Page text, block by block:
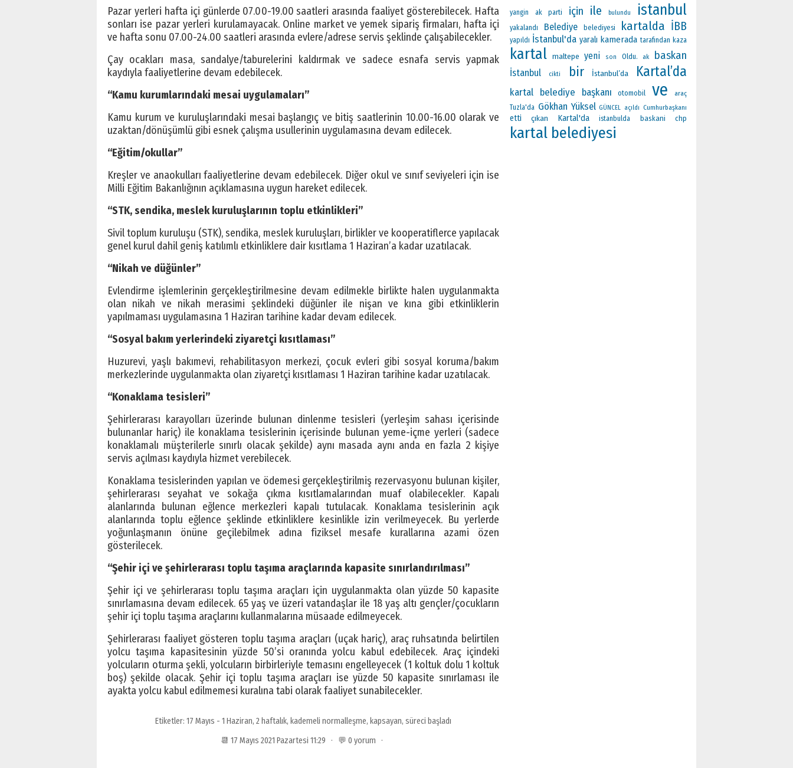
Pazar yerleri hafta içi günlerde 07.00-19.00 saatleri arasında faaliyet gösterebilecek. Hafta
sonları ise pazar yerleri kurulamayacak. Online market ve yemek sipariş firmaları, hafta içi
ve hafta sonu 07.00-24.00 saatleri arasında evlere/adrese servis şeklinde çalışabilecekler.
Çay ocakları masa, sandalye/taburelerini kaldırmak ve sadece esnafa servis yapmak
kaydıyla faaliyetlerine devam edebilecek.
“Kamu kurumlarındaki mesai uygulamaları”
Kamu kurum ve kuruluşlarındaki mesai başlangıç ve bitiş saatlerinin 10.00-16.00 olarak ve
uzaktan/dönüşümlü gibi esnek çalışma usullerinin uygulamasına devam edilecek.
“Eğitim/okullar”
Kreşler ve anaokulları faaliyetlerine devam edebilecek. Diğer okul ve sınıf seviyeleri için ise
Milli Eğitim Bakanlığının açıklamasına uygun hareket edilecek.
“STK, sendika, meslek kuruluşlarının toplu etkinlikleri”
Sivil toplum kuruluşu (STK), sendika, meslek kuruluşları, birlikler ve kooperatiflerce yapılacak
genel kurul dahil geniş katılımlı etkinliklere dair kısıtlama 1 Haziran’a kadar uzatılacak.
“Nikah ve düğünler”
Evlendirme işlemlerinin gerçekleştirilmesine devam edilmekle birlikte halen uygulanmakta
olan nikah ve nikah merasimi şeklindeki düğünler ile nişan ve kına gibi etkinliklerin
yapılmaması uygulamasına 1 Haziran tarihine kadar devam edilecek.
“Sosyal bakım yerlerindeki ziyaretçi kısıtlaması”
Huzurevi, yaşlı bakımevi, rehabilitasyon merkezi, çocuk evleri gibi sosyal koruma/bakım
merkezlerinde uygulanmakta olan ziyaretçi kısıtlaması 1 Haziran tarihine kadar uzatılacak.
“Konaklama tesisleri”
Şehirlerarası karayolları üzerinde bulunan dinlenme tesisleri (yerleşim sahası içerisinde
bulunanlar hariç) ile konaklama tesislerinin içerisinde bulunan yeme-içme yerleri (sadece
konaklamalı müşterilerle sınırlı olacak şekilde) aynı masada aynı anda en fazla 2 kişiye
servis açılması kaydıyla hizmet verebilecek.
Konaklama tesislerinden yapılan ve ödemesi gerçekleştirilmiş rezervasyonu bulunan kişiler,
şehirlerarası seyahat ve sokağa çıkma kısıtlamalarından muaf olabilecekler. Kapalı
alanlarında bulunan eğlence merkezleri kapalı tutulacak. Konaklama tesislerinin açık
alanlarında toplu eğlence şeklinde etkinliklere kesinlikle izin verilmeyecek. Bu yerlerde
yoğunlaşmanın önüne geçilebilmek adına fiziksel mesafe kurallarına azami özen
gösterilecek.
“Şehir içi ve şehirlerarası toplu taşıma araçlarında kapasite sınırlandırılması”
Şehir içi ve şehirlerarası toplu taşıma araçları için uygulanmakta olan yüzde 50 kapasite
sınırlamasına devam edilecek. 65 yaş ve üzeri vatandaşlar ile 18 yaş altı gençler/çocukların
şehir içi toplu taşıma araçlarını kullanmalarına müsaade edilmeyecek.
Şehirlerarası faaliyet gösteren toplu taşıma araçları (uçak hariç), araç ruhsatında belirtilen
yolcu taşıma kapasitesinin yüzde 50’si oranında yolcu kabul edebilecek. Araç içindeki
yolcuların oturma şekli, yolcuların birbirleriyle temasını engelleyecek (1 koltuk dolu 1 koltuk
boş) şekilde olacak. Şehir içi toplu taşıma araçları ise yüzde 50 kapasite sınırlaması ile
ayakta yolcu kabul edilmemesi kuralına tabi olarak faaliyet sunabilecekler.
Etiketler: 17 Mayıs - 1 Haziran, 2 haftalık, kademeli normalleşme, kapsayan, süreci başladı
📆 17 Mayıs 2021 Pazartesi 11:29 · 💬 0 yorum ·
yangin ak parti için ile bulundu istanbul
yakalandı Belediye belediyesi kartalda İBB
yapıldı İstanbul'da yaralı kamerada tarafından kaza
kartal maltepe yeni son Oldu. ak baskan
İstanbul cikti bir İstanbul’da Kartal’da
kartal belediye başkanı otomobil ve
araç
Tuzla'da Gökhan Yüksel GÜNCEL açıldı Cumhurbaşkanı
etti çıkan Kartal'da istanbulda baskani chp
kartal belediyesi